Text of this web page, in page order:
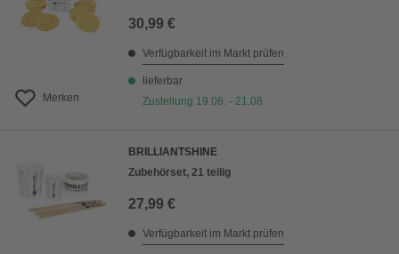
Merken
30,99 €
Verfügbarkeit im Markt prüfen
lieferbar
Zustellung 19.08. - 21.08.
BRILLIANTSHINE
Zubehörset, 21 teilig
27,99 €
Verfügbarkeit im Markt prüfen